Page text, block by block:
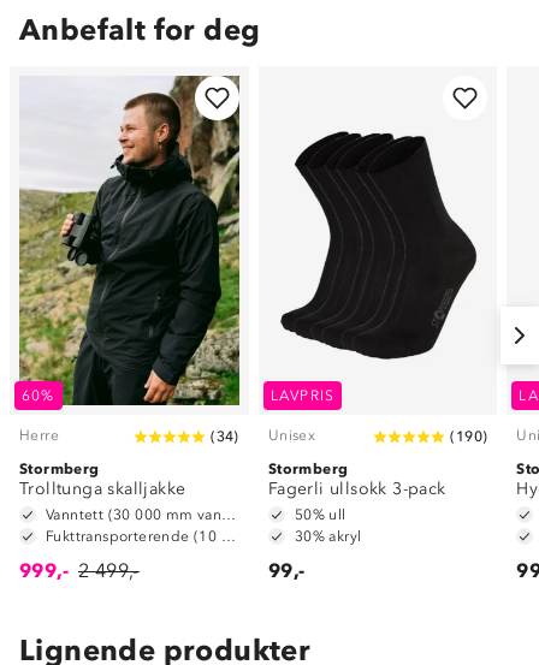
Anbefalt for deg
60%
Herre (34)
Stormberg
Trolltunga skalljakke
999,- 2 499,-
LAVPRIS
Unisex ( 190)
Stormberg
Fagerli ullsokk 3-pack
50% ull
30% akryl
99,-
Lignende produkter